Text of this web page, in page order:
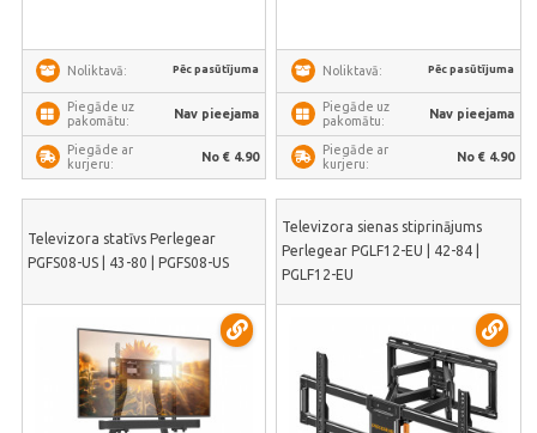
Noliktavā: Pēc pasūtījuma
Piegāde uz
pakomātu:
Nav pieejama
Piegāde ar
kurjeru:
No € 4.90
Noliktavā: Pēc pasūtījuma
Piegāde uz
pakomātu:
Nav pieejama
Piegāde ar
kurjeru:
No € 4.90
Televizora statīvs Perlegear
PGFS08-US | 43-80 | PGFS08-US
Televizora sienas stiprinājums
Perlegear PGLF12-EU | 42-84 |
PGLF12-EU